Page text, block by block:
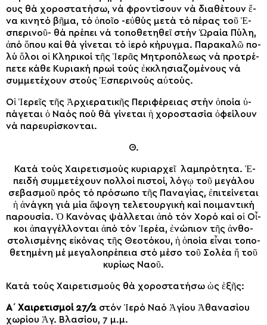
ους θά χο­ρο­στα­τή­σω, νά φρον­τί­σουν νά δι­α­θέ­τουν ἕ­
να κι­νη­τό βῆ­μα, τό ὁποῖ­ο -εὐ­θύς με­τά τό πέ­ρας τοῦ Ἑ­
σπε­ρι­νοῦ- θά πρέ­πει νά το­πο­θε­τη­θεῖ στήν Ὡ­ραί­α Πύ­λη,
ἀ­πό ὅ­που καί θά γί­νε­ται τό ἱ­ε­ρό κή­ρυγ­μα. Πα­ρα­κα­λῶ πο­
λύ ὅ­λοι οἱ Κλη­ρι­κοί τῆς Ἱ­ε­ρᾶς Μη­τρο­πό­λε­ως νά προτρέ­
πε­τε κά­θε Κυ­ρια­κή πρω­ί τούς ἐκ­κλη­σι­α­ζο­μέ­νους νά
συμ­με­τέ­χουν στούς Ἑ­σπε­ρι­νούς αὐ­τούς.
Οἱ Ἱ­ε­ρεῖς τῆς Ἀρ­χι­ε­ρα­τι­κῆς Πε­ρι­φέ­ρειας στήν ὁ­ποί­α ὑ­
πά­γε­ται ὁ Να­ός πού θά γί­νε­ται ἡ χο­ρο­στα­σί­α ὀ­φεί­λουν
νά πα­ρευ­ρί­σκον­ται.
Θ.
Κα­τά τούς Χαι­ρε­τι­σμούς κυ­ρια­ρχεῖ λαμ­πρό­τητα. Ἐ­
πει­δή συμ­με­τέ­χουν πολ­λοί πι­στοί, λό­γῳ τοῦ με­γά­λου
σε­βα­σμοῦ πρός τό πρό­σω­πο τῆς Πα­να­γί­ας, ἐπιτείνεται
ἡ ἀνάγκη γιά μί­α ἄ­ψο­γη τε­λε­τουρ­γι­κή καί ποι­μαν­τι­κή
πα­ρου­σί­α. Ὁ Κα­νό­νας ψάλ­λε­ται ἀ­πό τόν Χο­ρό καί οἱ Οἶ­
κοι ἀ­παγ­γέλ­λον­ται ἀ­πό τόν Ἱ­ε­ρέ­α, ἐνώπιον τῆς ἀν­θο­
στο­λι­σμέ­νης εἰ­κό­νας τῆς Θε­ο­τό­κου, ἡ ὁ­ποί­α εἶ­ναι το­πο­
θε­τη­μέ­νη μέ με­γα­λο­πρέ­πεια στό μέ­σο τοῦ Σο­λέ­α ἤ τοῦ
κυ­ρί­ως Να­οῦ.
Κα­τά τούς Χαι­ρε­τι­σμούς θά χο­ρο­στα­τή­σω ὡς ἑ­ξῆς:
Α΄ Χαι­ρε­τι­σμοί 27/2 στόν Ἱ­ε­ρό Να­ό Ἁ­γί­ου Ἀ­θα­να­σί­ου
χω­ρί­ου Ἁγ. Βλα­σί­ου, 7 μ.μ.